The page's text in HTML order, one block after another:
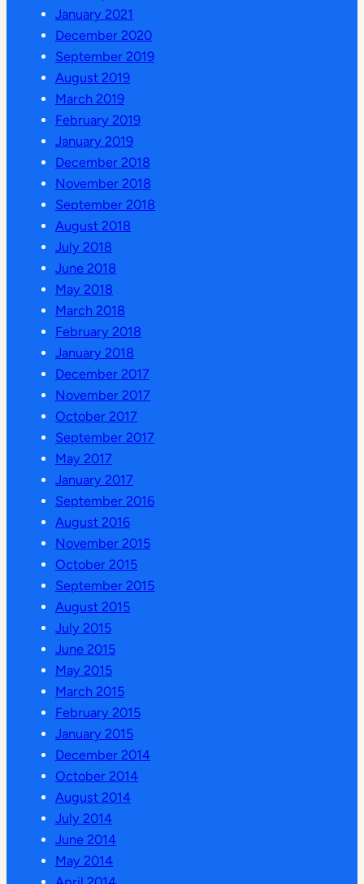
January 2021
December 2020
September 2019
August 2019
March 2019
February 2019
January 2019
December 2018
November 2018
September 2018
August 2018
July 2018
June 2018
May 2018
March 2018
February 2018
January 2018
December 2017
November 2017
October 2017
September 2017
May 2017
January 2017
September 2016
August 2016
November 2015
October 2015
September 2015
August 2015
July 2015
June 2015
May 2015
March 2015
February 2015
January 2015
December 2014
October 2014
August 2014
July 2014
June 2014
May 2014